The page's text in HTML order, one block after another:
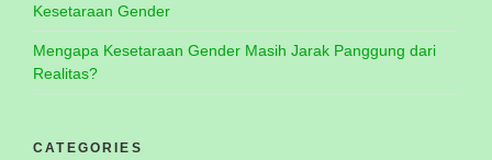
Kesetaraan Gender
Mengapa Kesetaraan Gender Masih Jarak Panggung dari
Realitas?
CATEGORIES